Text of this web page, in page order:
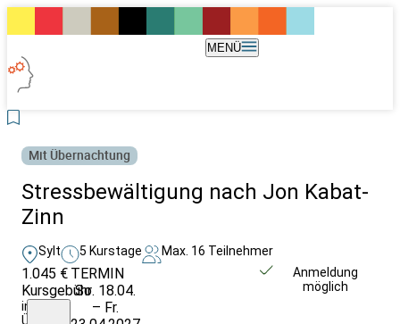
MENÜ
Mit Übernachtung
Stressbewältigung nach Jon Kabat-
Zinn
Sylt 5 Kurstage Max. 16 Teilnehmer
1.045 €
Kursgebühr
inkl.
Ü/HP
TERMIN
So. 18.04.
– Fr.
Anmeldung
möglich